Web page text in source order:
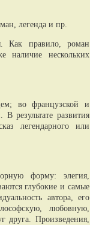
легенда и пр.
Как правило, роман
наличие нескольких
во французской и
результате развития
легендарного или
форму: элегия,
глубокие и самые
автора, его
любовную,
друга. Произведения,